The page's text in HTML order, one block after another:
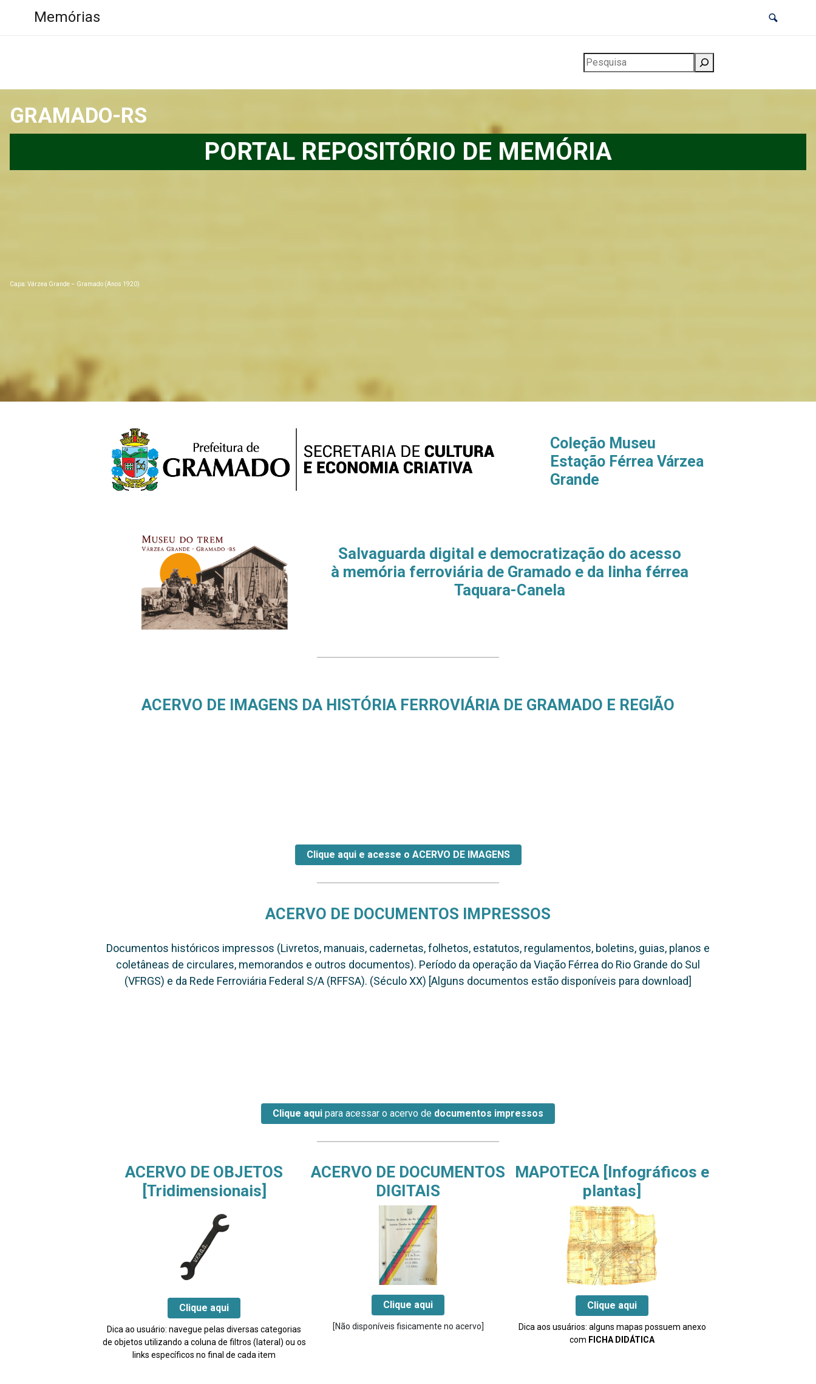
Memórias
Pesquisar
GRAMADO-RS
PORTAL REPOSITÓRIO DE MEMÓRIA
Capa: Várzea Grande – Gramado (Anos 1920)
Coleção Museu
Estação Férrea Várzea
Grande
Salvaguarda digital e democratização do acesso
à memória ferroviária de Gramado e da linha férrea
Taquara-Canela
ACERVO DE IMAGENS DA HISTÓRIA FERROVIÁRIA DE GRAMADO E REGIÃO
Clique aqui e acesse o ACERVO DE IMAGENS
ACERVO DE DOCUMENTOS IMPRESSOS
Documentos históricos impressos (Livretos, manuais, cadernetas, folhetos, estatutos, regulamentos, boletins, guias, planos e
coletâneas de circulares, memorandos e outros documentos). Período da operação da Viação Férrea do Rio Grande do Sul
(VFRGS) e da Rede Ferroviária Federal S/A (RFFSA). (Século XX) [Alguns documentos estão disponíveis para download]
Clique aqui para acessar o acervo de documentos impressos
ACERVO DE OBJETOS
[Tridimensionais]
Clique aqui
Dica ao usuário: navegue pelas diversas categorias
de objetos utilizando a coluna de filtros (lateral) ou os
links específicos no final de cada item
ACERVO DE DOCUMENTOS
DIGITAIS
Clique aqui
[Não disponíveis fisicamente no acervo]
MAPOTECA [Infográficos e
plantas]
Clique aqui
Dica aos usuários: alguns mapas possuem anexo
com FICHA DIDÁTICA